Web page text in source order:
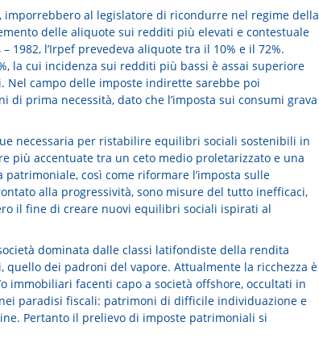
al legislatore di ricondurre nel regime della
delle aliquote sui redditi più elevati e contestuale
1982, l’Irpef prevedeva aliquote tra il 10% e il 72%.
la cui incidenza sui redditi più bassi è assai superiore
campo delle imposte indirette sarebbe poi
prima necessità, dato che l’imposta sui consumi grava
necessaria per ristabilire equilibri sociali sostenibili in
più accentuate tra un ceto medio proletarizzato e una
così come riformare l’imposta sulle
alla progressività, sono misure del tutto inefficaci,
il fine di creare nuovi equilibri sociali ispirati al
dominata dalle classi latifondiste della rendita
dei padroni del vapore. Attualmente la ricchezza è
facenti capo a società offshore, occultati in
paradisi fiscali: patrimoni di difficile individuazione e
Pertanto il prelievo di imposte patrimoniali si